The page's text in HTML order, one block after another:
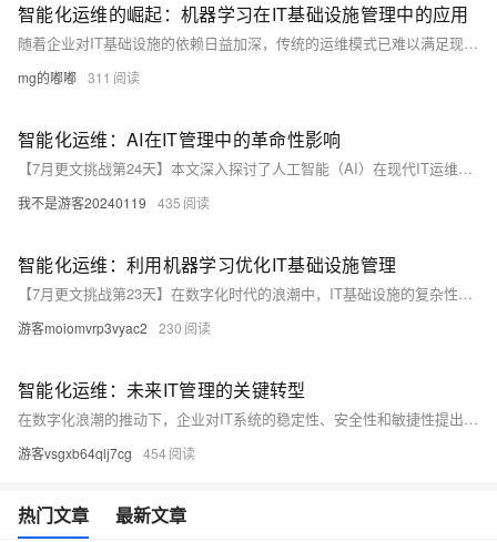
智能化运维的崛起：机器学习在IT基础设施管理中的应用
随着企业对IT基础设施的依赖日益加深，传统的运维模式已难以满足现代业务的需求。本文将探讨智能化运维的概念，分析机器学习技术如何革新IT基础设施的管理方式，提升运维效率，并预测其在未来运维领域的发展趋势。通过具体案例，本文旨在展示智能化运维的实践价值及其对企业数字化转型的推动作用。
mg的嘟嘟 311
智能化运维：AI在IT管理中的革命性影响
【7月更文挑战第24天】本文深入探讨了人工智能（AI）在现代IT运维领域中的应用及其对行业实践的颠覆性影响。通过分析AI技术如何优化故障检测、自动化任务处理和预测性维护，我们揭示了智能化运维如何提升效率、降低成本并增强系统稳定性。文章进一步讨论了实现智能化运维的挑战与机遇，以及未来发展趋势。
我不是游客20240119 435
智能化运维：利用机器学习优化IT基础设施管理
【7月更文挑战第23天】在数字化时代的浪潮中，IT基础设施的复杂性日益增加，传统的运维方法已难以满足现代企业的需求。本文将探讨如何通过机器学习技术，实现智能化运维，提升IT基础设施的管理效率和响应速度。我们将从智能监控、自动化故障处理、预测性维护三个方面展开讨论，并结合实际案例，展示智能化运维在实际应用中的巨大潜力。
游客moiomvrp3vyac2 230
智能化运维：未来IT管理的关键转型
在数字化浪潮的推动下，企业对IT系统的稳定性、安全性和敏捷性提出了更高的要求。智能化运维，作为一种新兴的运维模式，正逐步成为解决传统运维痛点、提升运维效率的重要手段。本文将探讨智能化运维的核心价值、关键技术及其在现代IT管理中的应用实践，旨在为读者提供一个关于如何实现运维自动化和智能化的全面视角。
游客vsgxb64qlj7cg 454
热门文章 最新文章